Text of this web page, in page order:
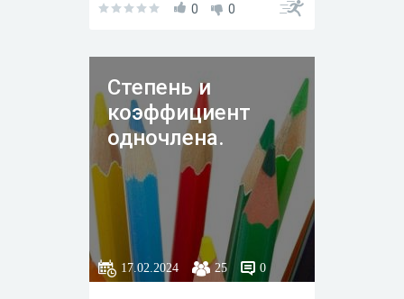
0 0
Степень и
коэффициент
одночлена.
17.02.2024 25 0